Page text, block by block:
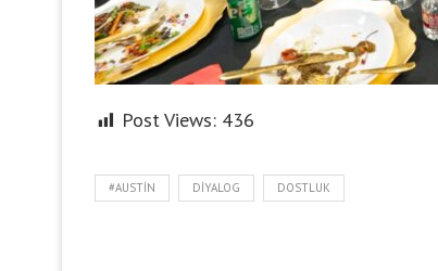
Post Views: 436
#AUSTIN DIYALOG DOSTLUK